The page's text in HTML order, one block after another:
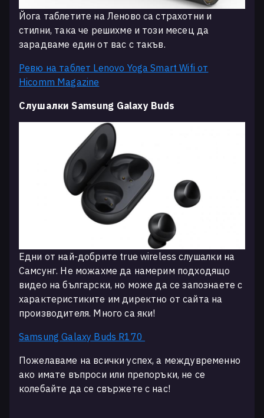
Йога таблетите на Леново са страхотни и
стилни, така че решихме и този месец да
зарадваме един от вас с такъв.
Ревю на таблет Lenovo Yoga Smart Wifi от
Hicomm Magazine
Слушалки Samsung Galaxy Buds
Едни от най-добрите true wireless слушалки на
Самсунг. Не можахме да намерим подходящо
видео на български, но може да се запознаете с
характеристиките им директно от сайта на
производителя. Много са яки!
Samsung Galaxy Buds R170
Пожелаваме на всички успех, а междувременно
ако имате въпроси или препоръки, не се
колебайте да се свържете с нас!